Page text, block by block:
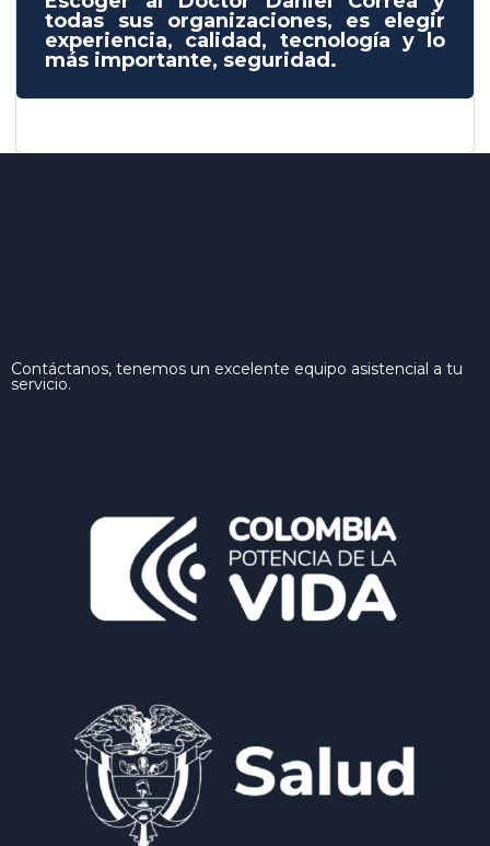
todas sus organizaciones, es elegir
experiencia, calidad, tecnología y lo
más importante, seguridad.
Contáctanos, tenemos un excelente equipo asistencial a tu
servicio.